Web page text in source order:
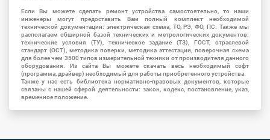
Если Вы можете сделать ремонт устройства самостоятельно, то наши
инженеры могут предоставить Вам полный комплект необходимой
технической документации: электрическая схема, ТО, РЭ, ФО, ПС. Также мы
располагаем обширной базой технических и метрологических документов:
технические условия (ТУ), техническое задание (ТЗ), ГОСТ, отраслевой
стандарт (ОСТ), методика поверки, методика аттестации, поверочная схема
для более чем 3500 типов измерительной техники от производителя данного
оборудования. Из сайта Вы можете скачать весь необходимый софт
(программа, драйвер) необходимый для работы приобретенного устройства.
Также у нас есть библиотека нормативно-правовых документов, которые
связаны с нашей сферой деятельности: закон, кодекс, постановление, указ,
временное положение.